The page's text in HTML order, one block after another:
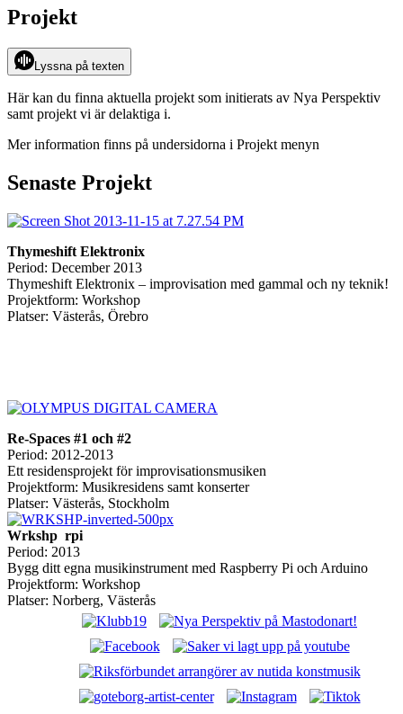
Projekt
Lyssna på texten
Här kan du finna aktuella projekt som initierats av Nya Perspektiv
samt projekt vi är delaktiga i.
Mer information finns på undersidorna i Projekt menyn
Senaste Projekt
Thymeshift Elektronix
Period: December 2013
Thymeshift Elektronix – improvisation med gammal och ny teknik!
Projektform: Workshop
Platser: Västerås, Örebro
Re-Spaces #1 och #2
Period: 2012-2013
Ett residensprojekt för improvisationsmusiken
Projektform: Musikresidens samt konserter
Platser: Västerås, Stockholm
Wrkshp rpi
Period: 2013
Bygg ditt egna musikinstrument med Raspberry Pi och Arduino
Projektform: Workshop
Platser: Norberg, Västerås
Nya Perspektiv: Västerås alternativa
musikscen!